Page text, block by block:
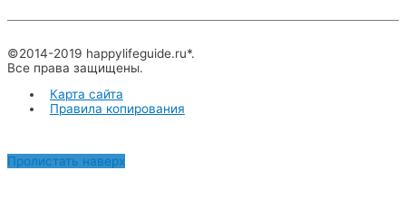
©2014-2019 happylifeguide.ru*.
Все права защищены.
Карта сайта
Правила копирования
Пролистать наверх